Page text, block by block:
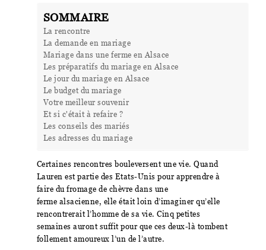
SOMMAIRE
La rencontre
La demande en mariage
Mariage dans une ferme en Alsace
Les préparatifs du mariage en Alsace
Le jour du mariage en Alsace
Le budget du mariage
Votre meilleur souvenir
Et si c'était à refaire ?
Les conseils des mariés
Les adresses du mariage
Certaines rencontres bouleversent une vie. Quand
Lauren est partie des Etats-Unis pour apprendre à
faire du fromage de chèvre dans une
ferme alsacienne, elle était loin d’imaginer qu’elle
rencontrerait l’homme de sa vie. Cinq petites
semaines auront suffit pour que ces deux-là tombent
follement amoureux l’un de l’autre.